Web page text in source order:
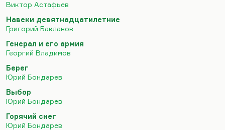
романом, более интересным, чем «Берег», хотя в
«Береге» впервые поднят вопрос о милосердии к
немцам, там образ лейтенанта Княжко
представляется мне довольно плоским,
плакатным, как и образ страшноватого майора
Гранатурова. Вот Никитин, главный герой, там
интересный, и Эмма интересная. Но лучший его
роман, как мне представляется, все-таки выбор.
И не потому, что там…
Виктор Астафьев
Навеки девятнадцатилетние
Григорий Бакланов
Генерал и его армия
Георгий Владимов
Берег
Юрий Бондарев
Выбор
Юрий Бондарев
Горячий снег
Юрий Бондарев